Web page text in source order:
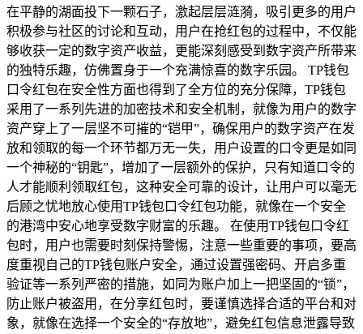
在平静的湖面投下一颗石子，激起层层涟漪，吸引更多的用户
积极参与社区的讨论和互动，用户在抢红包的过程中，不仅能
够收获一定的数字资产收益，更能深刻感受到数字资产所带来
的独特乐趣，仿佛置身于一个充满惊喜的数字乐园。 TP钱包
口令红包在安全性方面也得到了全方位的充分保障，TP钱包
采用了一系列先进的加密技术和安全机制，就像为用户的数字
资产穿上了一层坚不可摧的“铠甲”，确保用户的数字资产在发
放和领取的每一个环节都万无一失，用户设置的口令更是如同
一个神秘的“钥匙”，增加了一层额外的保护，只有知道口令的
人才能顺利领取红包，这种安全可靠的设计，让用户可以毫无
后顾之忧地放心使用TP钱包口令红包功能，就像在一个安全
的港湾中安心地享受数字财富的乐趣。 在使用TP钱包口令红
包时，用户也需要时刻保持警惕，注意一些重要的事项，要高
度重视自己的TP钱包账户安全，通过设置强密码、开启多重
验证等一系列严密的措施，如同为账户加上一把坚固的“锁”，
防止账户被盗用，在分享红包时，要谨慎选择合适的平台和对
象，就像在选择一个安全的“存放地”，避免红包信息泄露导致